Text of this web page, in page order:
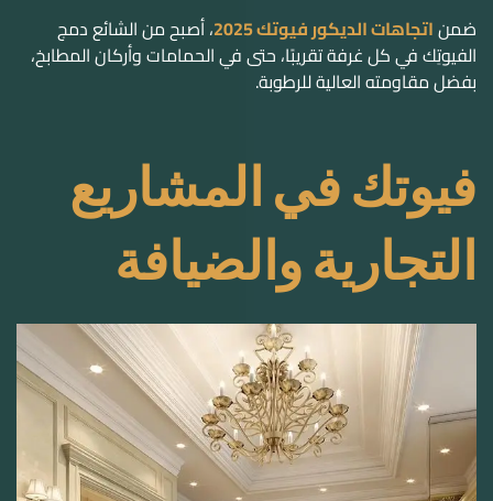
ضمناتجاهات الديكور فيوتك 2025
، أصبح من الشائع دمج
الفيوتِك في كل غرفة تقريبًا، حتى في الحمامات وأركان المطابخ،
بفضل مقاومته العالية للرطوبة.
فيوتك في المشاريع
التجارية والضيافة